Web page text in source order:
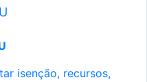
isenção, recursos,